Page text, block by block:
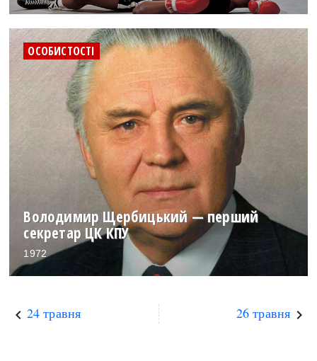
ОСОБИСТОСТІ
Володимир Щербицький — перший
секретар ЦК КПУ
1972
keyboard_arrow_left 24 травня 26 травня keyboard_arrow_right